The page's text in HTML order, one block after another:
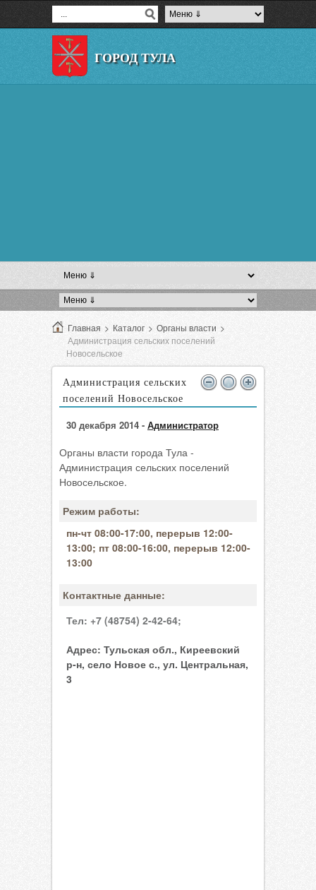
ГОРОД ТУЛА
Главная > Каталог > Органы власти >
Администрация сельских поселений
Новосельское
Администрация сельских
поселений Новосельское
30 декабря 2014 - Администратор
Органы власти города Тула -
Администрация сельских поселений
Новосельское.
Режим работы:
пн-чт 08:00-17:00, перерыв 12:00-
13:00; пт 08:00-16:00, перерыв 12:00-
13:00
Контактные данные:
Тел: +7 (48754) 2-42-64;
Адрес: Тульская обл., Киреевский
р-н, село Новое с., ул. Центральная,
3